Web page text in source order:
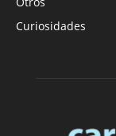
Curiosidades